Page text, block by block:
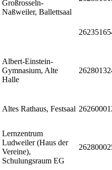
Großrosseln-
Naßweiler, Ballettsaal
Albert-Einstein-
Gymnasium, Alte
Halle
Altes Rathaus, Festsaal
Lernzentrum
Ludweiler (Haus der
Vereine),
Schulungsraum EG